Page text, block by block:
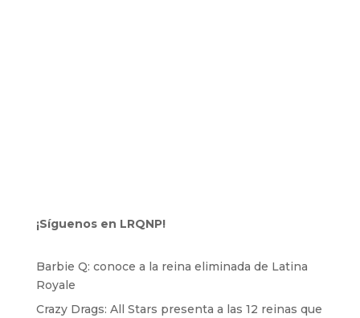
¡Síguenos en LRQNP!
Barbie Q: conoce a la reina eliminada de Latina
Royale
Crazy Drags: All Stars presenta a las 12 reinas que